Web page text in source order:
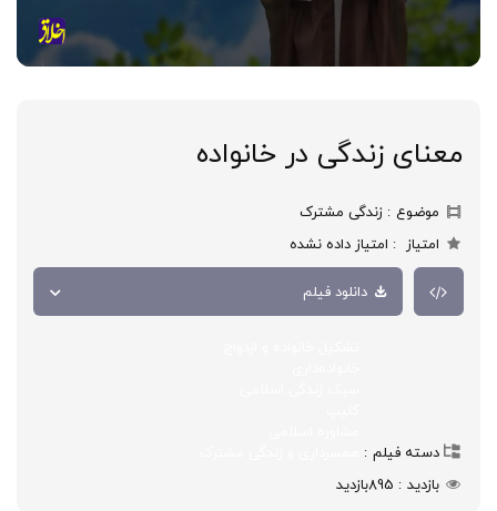
معنای زندگی در خانواده
موضوع
زندگی مشترک
امتیاز
امتیاز داده نشده
دانلود فیلم
دسته فیلم
بازدید
895بازدید